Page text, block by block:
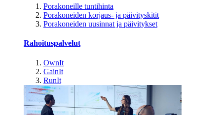
Porakoneille tuntihinta
Porakoneiden korjaus- ja päivityskitit
Porakoneiden uusinnat ja päivitykset
Rahoituspalvelut
OwnIt
GainIt
RunIt